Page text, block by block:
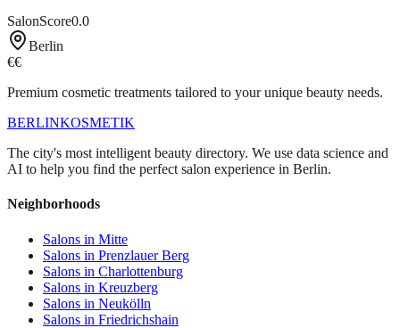
SalonScore0.0
Berlin
€€
Premium cosmetic treatments tailored to your unique beauty needs.
BERLINKOSMETIK
The city's most intelligent beauty directory. We use data science and
AI to help you find the perfect salon experience in Berlin.
Neighborhoods
Salons in Mitte
Salons in Prenzlauer Berg
Salons in Charlottenburg
Salons in Kreuzberg
Salons in Neukölln
Salons in Friedrichshain